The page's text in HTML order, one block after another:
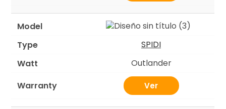
SPIDI
Outlander
Ver